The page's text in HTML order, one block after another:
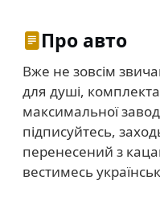
Про авто
Вже не зовсім
для душі,
максимальної
підписуйтесь,
перенесений з
вестимесь